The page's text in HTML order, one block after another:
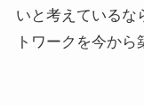
いと考えているな
トワークを今から